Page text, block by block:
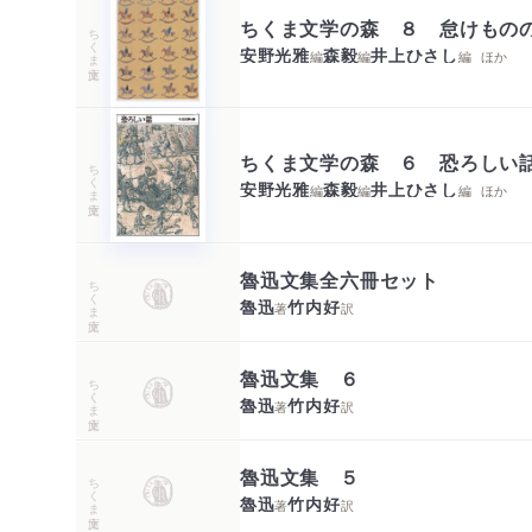
ちくま文庫 ちくま文学の森 ８ 怠けもの
安野光雅編森毅編井上ひさし編 ほか
ちくま文庫 ちくま文学の森 ６ 恐ろしい
安野光雅編森毅編井上ひさし編 ほか
ちくま文庫 魯迅文集全六冊セット
魯迅著竹内好訳
ちくま文庫 魯迅文集 ６
魯迅著竹内好訳
ちくま文庫 魯迅文集 ５
魯迅著竹内好訳